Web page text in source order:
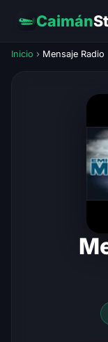
Caimán
Inicio › Mensaje Radio